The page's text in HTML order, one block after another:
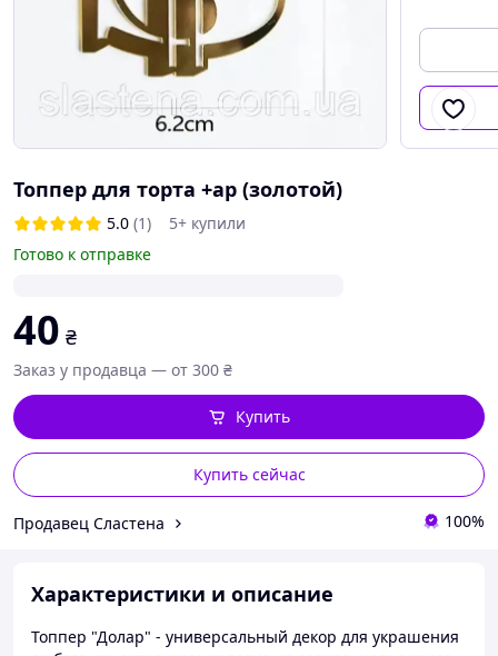
Топпер для торта +ар (золотой)
5.0 (1)
5+ купили
Готово к отправке
40 ₴
Заказ у продавца — от 300 ₴
Купить сейчас
Купить
Продавец Сластена 100%
Характеристики и описание
Топпер "Долар" - универсальный декор для украшения